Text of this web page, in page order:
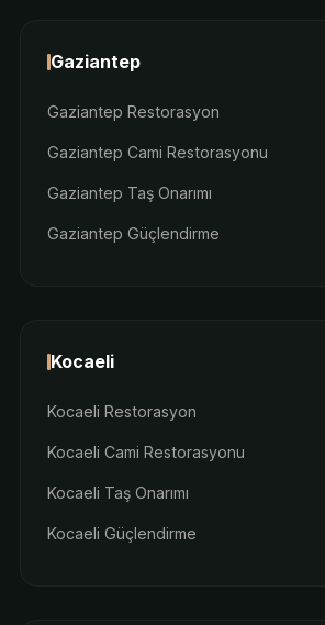
Gaziantep
Gaziantep Restorasyon
Gaziantep Cami Restorasyonu
Gaziantep Taş Onarımı
Gaziantep Güçlendirme
Kocaeli
Kocaeli Restorasyon
Kocaeli Cami Restorasyonu
Kocaeli Taş Onarımı
Kocaeli Güçlendirme